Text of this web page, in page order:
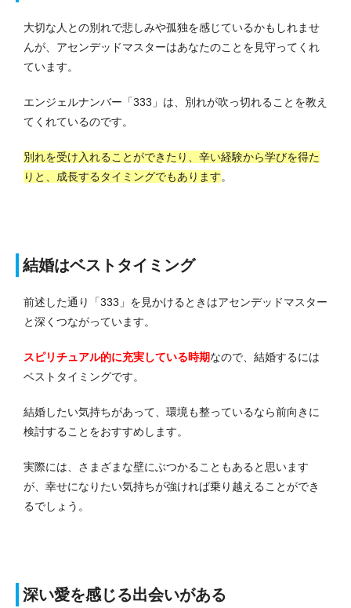
大切な人との別れで悲しみや孤独を感じているかもしれませ
んが、アセンデッドマスターはあなたのことを見守ってくれ
ています。
エンジェルナンバー「333」は、別れが吹っ切れることを教え
てくれているのです。
別れを受け入れることができたり、辛い経験から学びを得た
りと、成長するタイミングでもあります。
結婚はベストタイミング
前述した通り「333」を見かけるときはアセンデッドマスター
と深くつながっています。
スピリチュアル的に充実している時期なので、結婚するには
ベストタイミングです。
結婚したい気持ちがあって、環境も整っているなら前向きに
検討することをおすすめします。
実際には、さまざまな壁にぶつかることもあると思います
が、幸せになりたい気持ちが強ければ乗り越えることができ
るでしょう。
深い愛を感じる出会いがある